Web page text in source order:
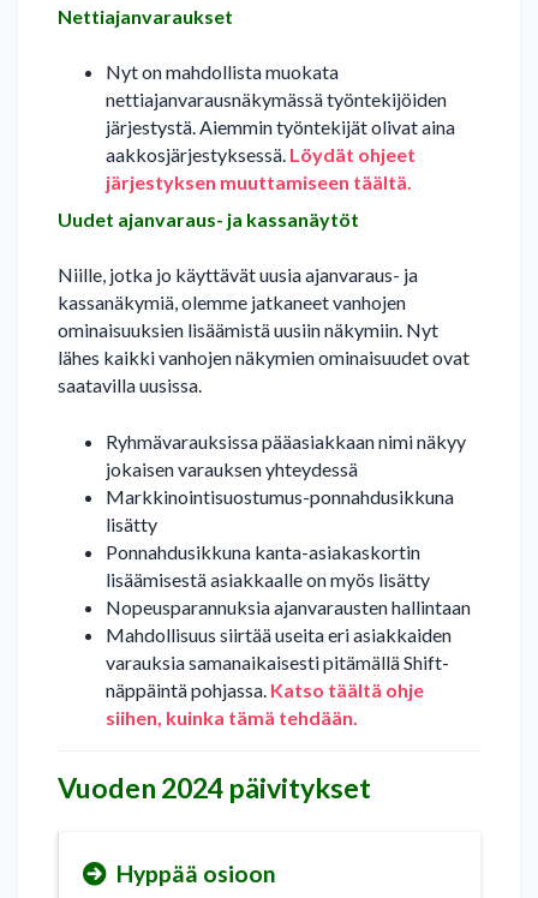
Nettiajanvaraukset
Nyt on mahdollista muokata
nettiajanvarausnäkymässä työntekijöiden
järjestystä. Aiemmin työntekijät olivat aina
aakkosjärjestyksessä. Löydät ohjeet
järjestyksen muuttamiseen täältä.
Uudet ajanvaraus- ja kassanäytöt
Niille, jotka jo käyttävät uusia ajanvaraus- ja
kassanäkymiä, olemme jatkaneet vanhojen
ominaisuuksien lisäämistä uusiin näkymiin. Nyt
lähes kaikki vanhojen näkymien ominaisuudet ovat
saatavilla uusissa.
Ryhmävarauksissa pääasiakkaan nimi näkyy
jokaisen varauksen yhteydessä
Markkinointisuostumus-ponnahdusikkuna
lisätty
Ponnahdusikkuna kanta-asiakaskortin
lisäämisestä asiakkaalle on myös lisätty
Nopeusparannuksia ajanvarausten hallintaan
Mahdollisuus siirtää useita eri asiakkaiden
varauksia samanaikaisesti pitämällä Shift-
näppäintä pohjassa. Katso täältä ohje
siihen, kuinka tämä tehdään.
Vuoden 2024 päivitykset
Hyppää osioon